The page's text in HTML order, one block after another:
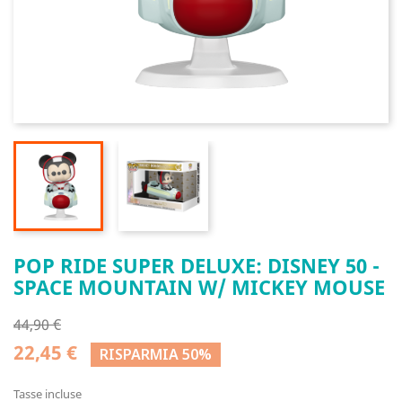
POP RIDE SUPER DELUXE: DISNEY 50 -
SPACE MOUNTAIN W/ MICKEY MOUSE
44,90 €
22,45 € RISPARMIA 50%
Tasse incluse